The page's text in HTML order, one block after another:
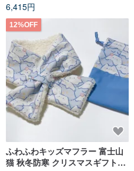
6,415円
12%OFF
ふわふわキッズマフラー 富士山
猫 秋冬防寒 クリスマスギフトに